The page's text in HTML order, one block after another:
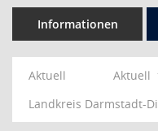
Informationen
Aktuell Aktuell
Landkreis Darmstadt-